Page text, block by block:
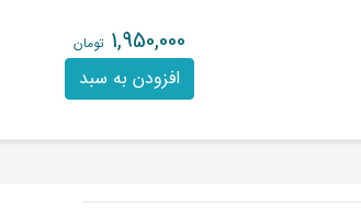
1,950,000 تومان
افزودن به سبد